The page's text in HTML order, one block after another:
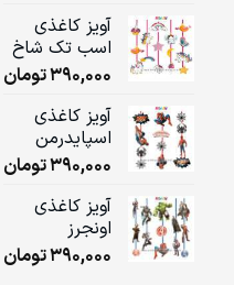
آویز کاغذی
اسب تک شاخ
390,000تومان
آویز کاغذی
اسپایدرمن
390,000تومان
آویز کاغذی
اونجرز
390,000تومان